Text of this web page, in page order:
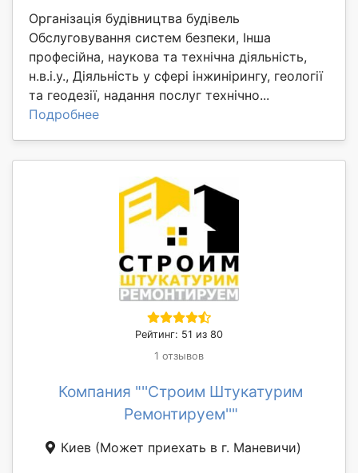
Організація будівництва будівель
Обслуговування систем безпеки, Інша
професійна, наукова та технічна діяльність,
н.в.і.у., Діяльність у сфері інжинірингу, геології
та геодезії, надання послуг технічно...
Подробнее
Рейтинг: 51 из 80
1 отзывов
Компания "''Строим Штукатурим
Ремонтируем''"
Киев (Может приехать в г. Маневичи)